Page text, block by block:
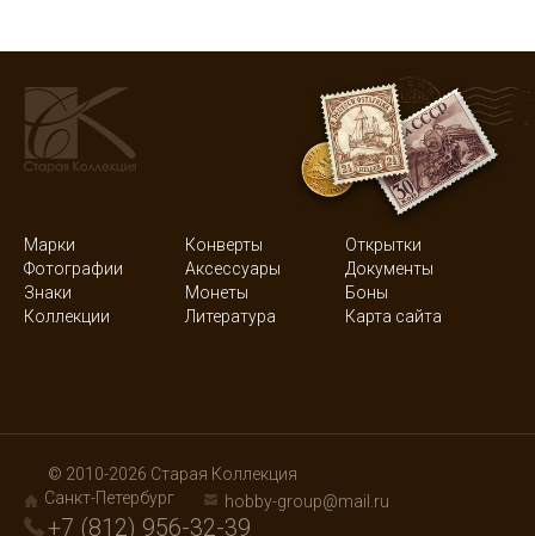
Марки Конверты
Открытки
Фотографии
Аксессуары
Документы
Знаки
Монеты
Боны
Коллекции
Литература Карта сайта
© 2010-2026 Старая Коллекция
Санкт-Петербург
hobby-group@mail.ru
+7 (812) 956-32-39